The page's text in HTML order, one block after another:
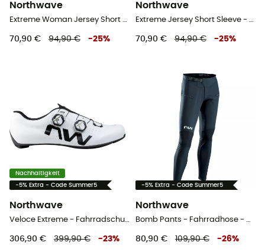
Northwave
Extreme Woman Jersey Short Sleeve - Radtrikot - Damen
70,90 € 94,90 € -25%
Northwave
Extreme Jersey Short Sleeve - Radtrikot - Herren
70,90 € 94,90 € -25%
Nachhaltigkeit
-5% Extra - Code Summer5
Northwave
Veloce Extreme - Fahrradschuhe - Herren
306,90 € 399,90 € -23%
-5% Extra - Code Summer5
Northwave
Bomb Pants - Fahrradhose - Herren
80,90 € 109,90 € -26%